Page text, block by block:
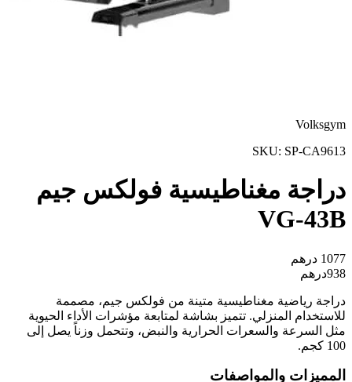
Volksgym
SKU: SP-CA9613
دراجة مغناطيسية فولكس جيم
VG-43B
1077 درهم
938درهم
دراجة رياضية مغناطيسية متينة من فولكس جيم، مصممة
للاستخدام المنزلي. تتميز بشاشة لمتابعة مؤشرات الأداء الحيوية
مثل السرعة والسعرات الحرارية والنبض، وتتحمل وزناً يصل إلى
100 كجم.
المميزات والمواصفات